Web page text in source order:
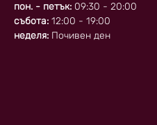
пон. - петък: 09:30 - 20:00
събота: 12:00 - 19:00
неделя: Почивен ден